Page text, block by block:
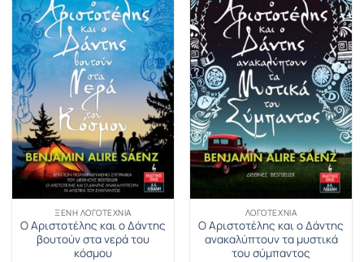
ΞΈΝΗ ΛΟΓΟΤΕΧΝΊΑ
O Αριστοτέλης και ο Δάντης
βουτούν στα νερά του
κόσμου
ΛΟΓΟΤΕΧΝΊΑ
Ο Αριστοτέλης και ο Δάντης
ανακαλύπτουν τα μυστικά
του σύμπαντος